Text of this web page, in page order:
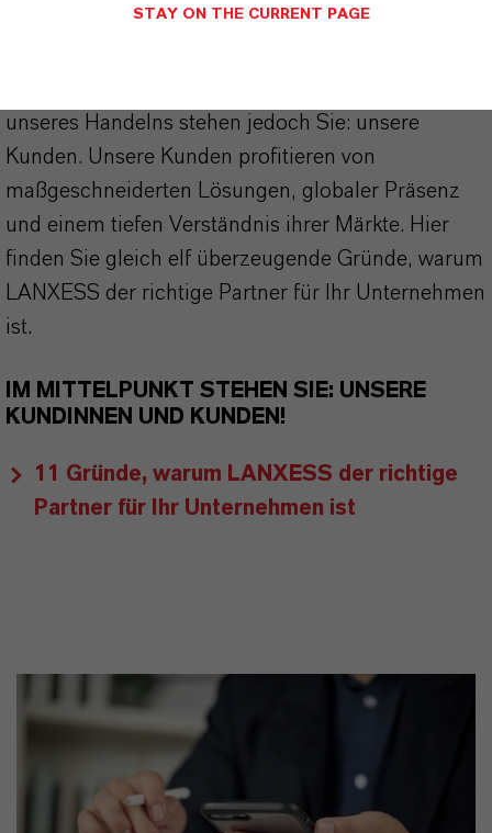
wir weit mehr als nur hochwertige Produkte: Wir
unseres Handelns stehen jedoch Sie: unsere
Kunden. Unsere Kunden profitieren von
maßgeschneiderten Lösungen, globaler Präsenz
und einem tiefen Verständnis ihrer Märkte. Hier
finden Sie gleich elf überzeugende Gründe, warum
LANXESS der richtige Partner für Ihr Unternehmen
ist.
IM MITTELPUNKT STEHEN SIE: UNSERE
KUNDINNEN UND KUNDEN!
11 Gründe, warum LANXESS der richtige
Partner für Ihr Unternehmen ist
STAY ON THE CURRENT PAGE